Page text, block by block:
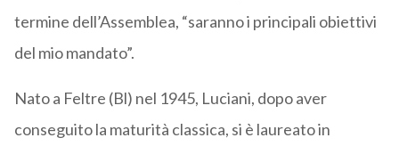
termine dell’Assemblea, “saranno i principali obiettivi
del mio mandato”.
Nato a Feltre (Bl) nel 1945, Luciani, dopo aver
conseguito la maturità classica, si è laureato in